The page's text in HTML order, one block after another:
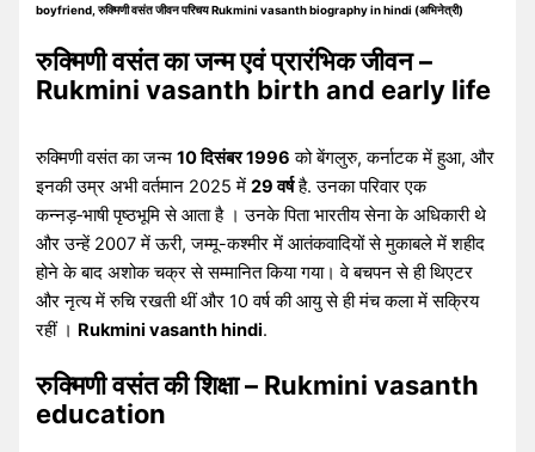
boyfriend, रुक्मिणी वसंत जीवन परिचय Rukmini vasanth biography in hindi (अभिनेत्री)
रुक्मिणी वसंत का जन्म एवं प्रारंभिक जीवन –
Rukmini vasanth birth and early life
रुक्मिणी वसंत का जन्म10 दिसंबर 1996 को बेंगलुरु, कर्नाटक में हुआ, और
इनकी उम्र अभी वर्तमान 2025 में29 वर्षहै. उनका परिवार एक
कन्नड़‑भाषी पृष्ठभूमि से आता है । उनके पिता भारतीय सेना के अधिकारी थे
और उन्हें 2007 में ऊरी, जम्मू-कश्मीर में आतंकवादियों से मुकाबले में शहीद
होने के बाद अशोक चक्र से सम्मानित किया गया। वे बचपन से ही थिएटर
और नृत्य में रुचि रखती थीं और 10 वर्ष की आयु से ही मंच कला में सक्रिय
रहीं । Rukmini vasanth hindi.
रुक्मिणी वसंत की शिक्षा – Rukmini vasanth
education